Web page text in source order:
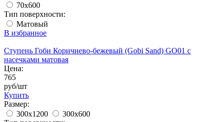
70x600
Тип поверхности:
Матовый
В избранное
Ступень Гоби Коричнево-бежевый (Gobi Sand) GO01 с
насечками матовая
Цена:
765
руб/шт
Купить
Размер:
300x1200
300x600